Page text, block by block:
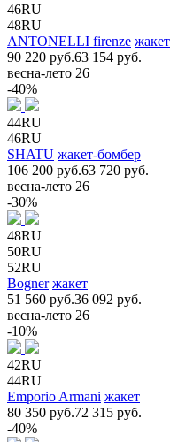
46RU
48RU
ANTONELLI firenze жакет
90 220 руб.63 154 руб.
весна-лето 26
-40%
44RU
46RU
SHATU жакет-бомбер
106 200 руб.63 720 руб.
весна-лето 26
-30%
48RU
50RU
52RU
Bogner жакет
51 560 руб.36 092 руб.
весна-лето 26
-10%
42RU
44RU
Emporio Armani жакет
80 350 руб.72 315 руб.
-40%